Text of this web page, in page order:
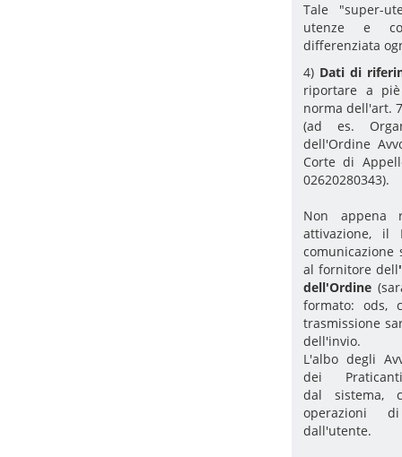
Tale "super-
utenze e
differenziata
4) Dati di
riportare a
norma dell'art.
(ad es.
dell'Ordine
Corte di
02620280343).
Non appena
attivazione, il
al fornitore dell'
dell'Ordine
formato: ods,
trasmissione
dell'invio.
L'albo degli
dei
dal sistema,
operazioni
dall'utente.